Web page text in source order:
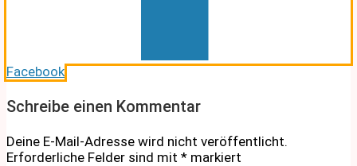
Facebook
Schreibe einen Kommentar
Deine E-Mail-Adresse wird nicht veröffentlicht.
Erforderliche Felder sind mit * markiert